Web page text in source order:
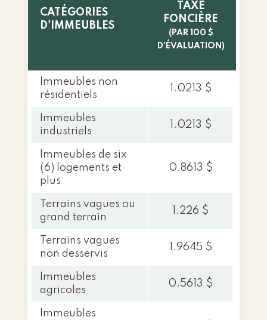
CATÉGORIES
D'IMMEUBLES
TAXE
FONCIÈRE
(PAR 100 $
D'ÉVALUATION)
Immeubles non
résidentiels
1.0213 $
Immeubles
industriels
1.0213 $
Immeubles de six
(6) logements et
plus
0.8613 $
Terrains vagues ou
grand terrain
1.226 $
Terrains vagues
non desservis
1.9645 $
Immeubles
agricoles
0.5613 $
Immeubles